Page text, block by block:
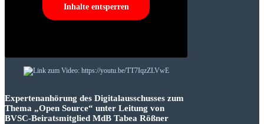
Inhalte entsperren
Expertenanhörung des Digitalausschusses zum
Thema „Open Source“ unter Leitung von
BVSC-Beiratsmitglied MdB Tabea Rößner